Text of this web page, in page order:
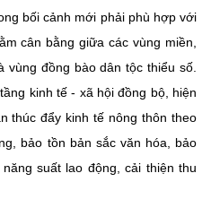
bối cảnh mới phải phù hợp với
cân bằng giữa các vùng miền,
đồng bào dân tộc thiểu số.
kinh tế - xã hội đồng bộ, hiện
thúc đẩy kinh tế nông thôn theo
bảo tồn bản sắc văn hóa, bảo
suất lao động, cải thiện thu